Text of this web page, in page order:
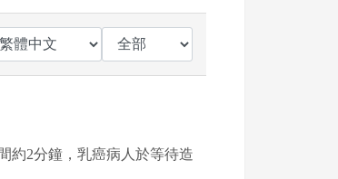
約2分鐘，乳癌病人於等待造